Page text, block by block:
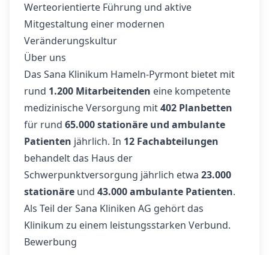
Werteorientierte Führung und aktive
Mitgestaltung einer modernen
Veränderungskultur
Über uns
Das Sana Klinikum Hameln-Pyrmont bietet mit
rund 1.200 Mitarbeitenden eine kompetente
medizinische Versorgung mit402 Planbetten
für rund 65.000 stationäre und ambulante
Patienten jährlich. In 12 Fachabteilungen
behandelt das Haus der
Schwerpunktversorgung jährlich etwa 23.000
stationäre und 43.000 ambulante Patienten.
Als Teil der Sana Kliniken AG gehört das
Klinikum zu einem leistungsstarken Verbund.
Bewerbung